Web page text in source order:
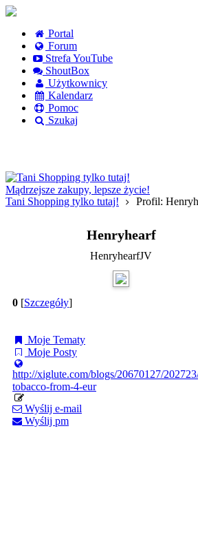
Portal
Forum
Strefa YouTube
ShoutBox
Użytkownicy
Kalendarz
Pomoc
Szukaj
Mądrzejsze zakupy, lepsze życie!
Tani Shopping tylko tutaj!
Profil:
Henryhearf
HenryhearfJV
0 [Szczegóły]
Moje Tematy
Moje Posty
http://xiglute.com/blogs/20670127/
tobacco-from-4-eur
Wyślij e-mail
Wyślij pm